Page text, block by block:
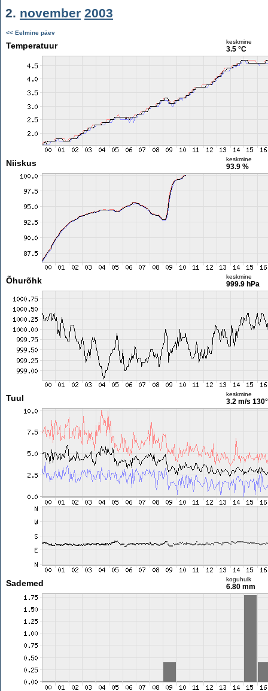
2. november 2003
<< Eelmine päev
Temperatuur keskmine
3.5 °C
Niiskus keskmine
93.9 %
Õhurõhk keskmine
999.9 hPa
Tuul keskmine
3.2 m/s 130°
Sademed koguhulk
6.80 mm